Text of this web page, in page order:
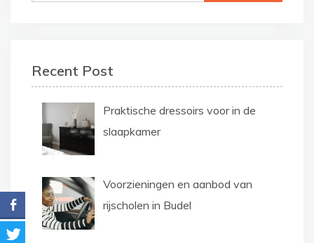
Recent Post
Praktische dressoirs voor in de
slaapkamer
Voorzieningen en aanbod van
rijscholen in Budel